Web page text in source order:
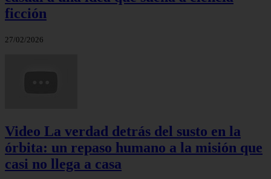
ficción
27/02/2026
Video La verdad detrás del susto en la
órbita: un repaso humano a la misión que
casi no llega a casa